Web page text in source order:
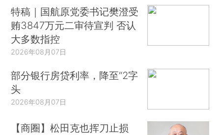
特稿｜国航原党委书记樊澄受
贿3847万元二审待宣判 否认
大多数指控
2026年08月07日
部分银行房贷利率，降至“2字
头
2026年08月07日
【商圈】松田克也挥刀止损